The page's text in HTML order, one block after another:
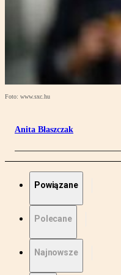
Foto: www.sxc.hu
Anita Błaszczak
Powiązane
Polecane
Najnowsze